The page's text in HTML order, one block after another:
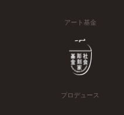
アート基金
プロデュース